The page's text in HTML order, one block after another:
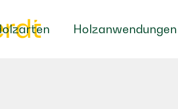
Holzanwendungen